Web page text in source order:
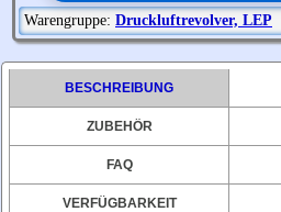
Warengruppe: Druckluftrevolver, LEP
BESCHREIBUNG
ZUBEHÖR
FAQ
VERFÜGBARKEIT